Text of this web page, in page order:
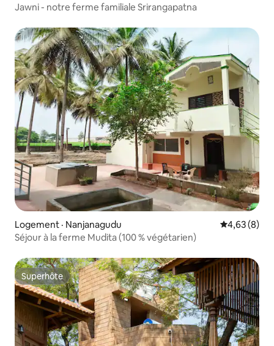
Jawni - notre ferme familiale Srirangapatna
Logement · Nanjanagudu Note
4,63 (8)
Séjour à la ferme Mudita (100 % végétarien)
Superhôte
Superhôte